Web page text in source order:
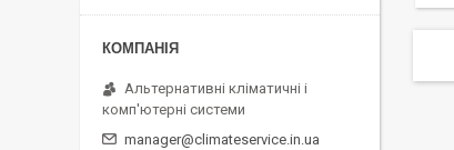
Альтернативні кліматичні і
комп'ютерні системи
manager@climateservice.in.ua